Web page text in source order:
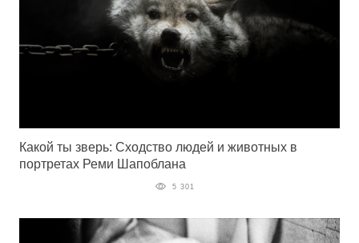
Какой ты зверь: Сходство людей и животных в
портретах Реми Шапоблана
5 301